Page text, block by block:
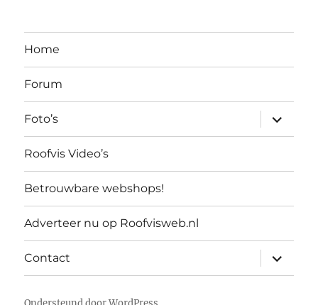
Home
Forum
Foto’s
Roofvis Video’s
Betrouwbare webshops!
Adverteer nu op Roofvisweb.nl
Contact